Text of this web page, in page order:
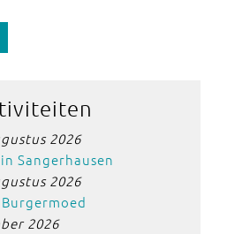
2026
Sangerhausen
2026
2026